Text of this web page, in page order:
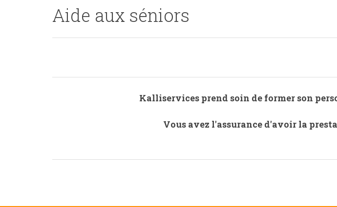
Aide aux séniors
Kalliservices prend soin de former son
Vous avez l'assurance d'avoir la